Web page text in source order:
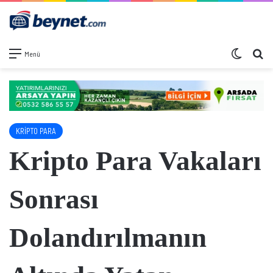
Menü Dış
KRİPTO PARA
Kripto Para Vakaları
Sonrası
Dolandırılmanın